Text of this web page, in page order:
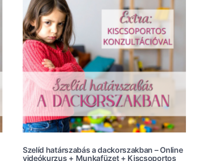
Szelíd határszabás a dackorszakban – Online
videókurzus + Munkafüzet + Kiscsoportos